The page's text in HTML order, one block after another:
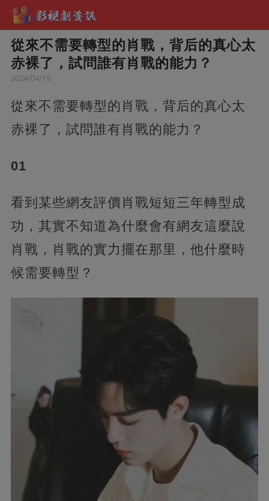
從來不需要轉型的肖戰，背后的真心太
赤裸了，試問誰有肖戰的能力？
2024/04/18
從來不需要轉型的肖戰，背后的真心太
赤裸了，試問誰有肖戰的能力？
01
看到某些網友評價肖戰短短三年轉型成
功，其實不知道為什麼會有網友這麼說
肖戰，肖戰的實力擺在那里，他什麼時
候需要轉型？